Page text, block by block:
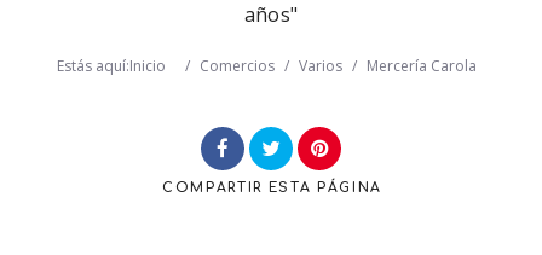
años"
Estás aquí:Inicio / Comercios / Varios / Mercería Carola
COMPARTIR ESTA PÁGINA